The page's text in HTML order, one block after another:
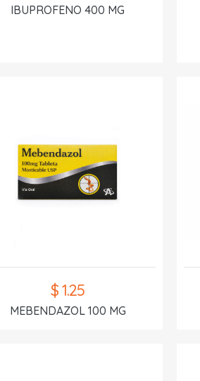
IBUPROFENO 400 MG
$ 1.25
MEBENDAZOL 100 MG